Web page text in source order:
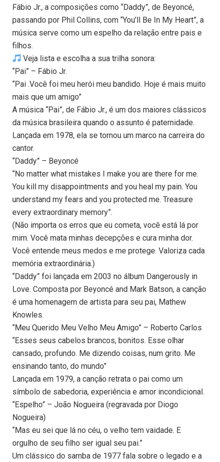
Fábio Jr., a composições como “Daddy”, de Beyoncé,
passando por Phil Collins, com “You’ll Be In My Heart”, a
música serve como um espelho da relação entre pais e
filhos.
Veja lista e escolha a sua trilha sonora:
“Pai” – Fábio Jr.
“Pai .Você foi meu herói meu bandido. Hoje é mais muito
mais que um amigo”
A música “Pai”, de Fábio Jr., é um dos maiores clássicos
da música brasileira quando o assunto é paternidade.
Lançada em 1978, ela se tornou um marco na carreira do
cantor.
“Daddy” – Beyoncé
“No matter what mistakes I make you are there for me.
You kill my disappointments and you heal my pain. You
understand my fears and you protected me. Treasure
every extraordinary memory”.
(Não importa os erros que eu cometa, você está lá por
mim. Você mata minhas decepções e cura minha dor.
Você entende meus medos e me protege. Valoriza cada
memória extraordinária.)
“Daddy” foi lançada em 2003 no álbum Dangerously in
Love. Composta por Beyoncé and Mark Batson, a canção
é uma homenagem de artista para seu pai, Mathew
Knowles.
“Meu Querido Meu Velho Meu Amigo” – Roberto Carlos
“Esses seus cabelos brancos, bonitos. Esse olhar
cansado, profundo. Me dizendo coisas, num grito. Me
ensinando tanto, do mundo”
Lançada em 1979, a canção retrata o pai como um
símbolo de sabedoria, experiência e amor incondicional.
“Espelho” – João Nogueira (regravada por Diogo
Nogueira)
“Mas eu sei que lá no céu, o velho tem vaidade. E
orgulho de seu filho ser igual seu pai.”
Um clássico do samba de 1977 fala sobre o legado e a